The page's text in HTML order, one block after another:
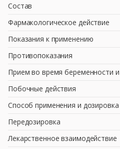
Состав
Фармакологическое действие
Показания к применению
Противопоказания
Прием во время беременности
Побочные действия
Способ применения и дозировка
Передозировка
Лекарственное взаимодействие